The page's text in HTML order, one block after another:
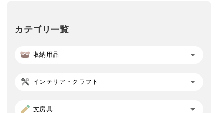
カテゴリ一覧
収納用品
インテリア・クラフト
文房具